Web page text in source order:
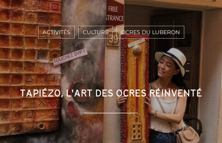
TAPIÉZO, L'ART DES OCRES RÉINVENTÉ
ACTIVITÉS CULTURE OCRES DU LUBERON